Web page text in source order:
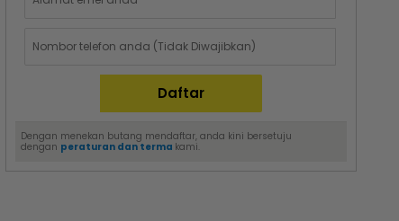
Dengan menekan butang mendaftar, anda kini bersetuju
dengan peraturan dan terma kami.